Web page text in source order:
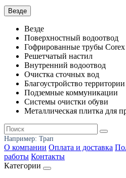
Везде
Везде
Поверхностный водоотвод
Гофрированные трубы Corex
Решетчатый настил
Внутренний водоотвод
Очистка сточных вод
Благоустройство территории
Подземные коммуникации
Системы очистки обуви
Металлическая плитка для
Например: Трап
О компании Оплата и доставка
работы Контакты
Категории